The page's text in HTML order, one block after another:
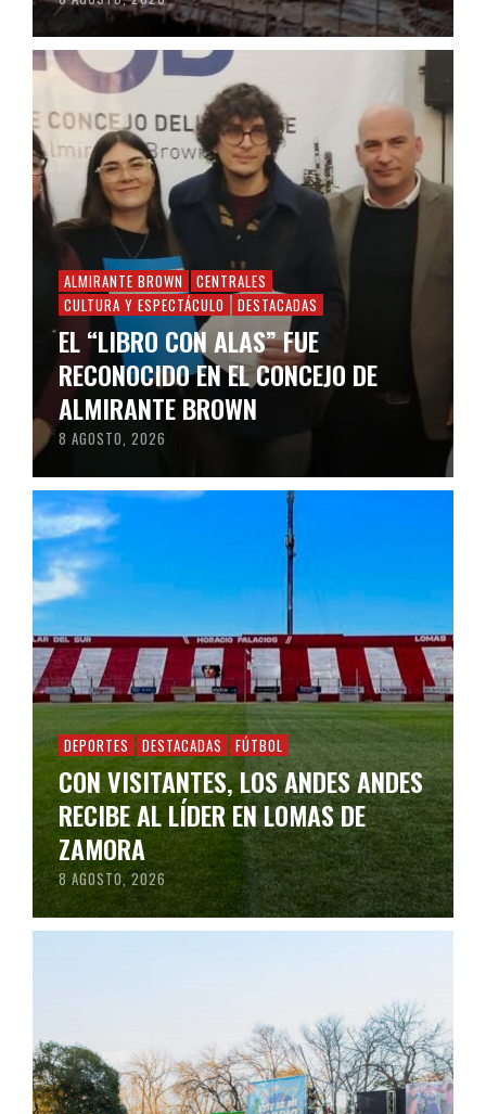
ALMIRANTE BROWN
CENTRALES
CULTURA Y ESPECTÁCULO
DESTACADAS
EL “LIBRO CON ALAS” FUE
RECONOCIDO EN EL CONCEJO DE
ALMIRANTE BROWN
8 AGOSTO, 2026
DEPORTES DESTACADAS FÚTBOL
CON VISITANTES, LOS ANDES ANDES
RECIBE AL LÍDER EN LOMAS DE
ZAMORA
8 AGOSTO, 2026